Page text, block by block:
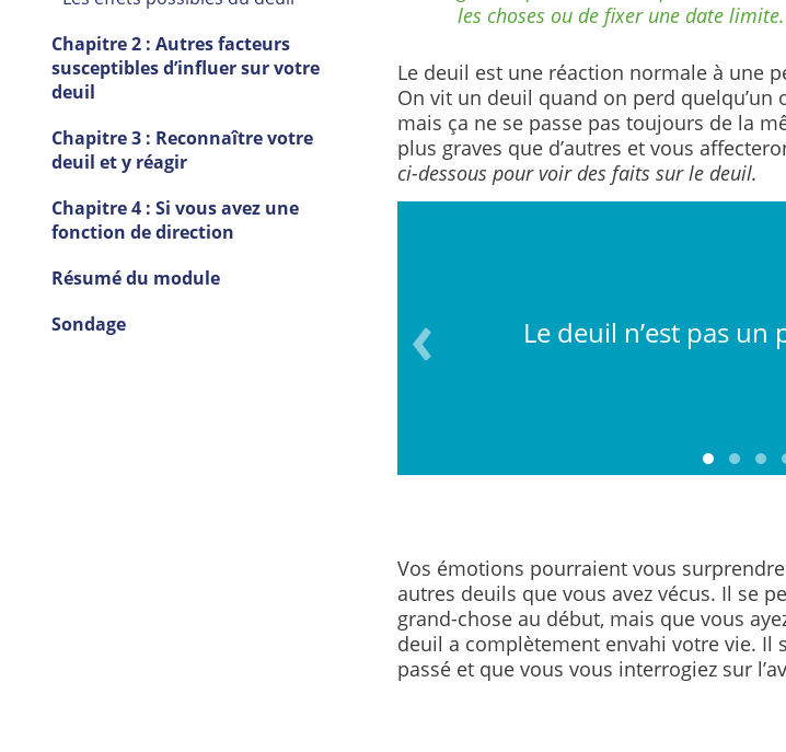
Chapitre 2 : Autres facteurs
susceptibles d’influer sur votre
deuil
Chapitre 3 : Reconnaître votre
deuil et y réagir
Chapitre 4 : Si vous avez une
fonction de direction
Résumé du module
Sondage
les choses ou de fixer une date limite.
Le deuil est une réaction normale à une
On vit un deuil quand on perd quelqu’un
mais ça ne se passe pas toujours de la
plus graves que d’autres et vous
ci-dessous pour voir des faits sur le deuil.
liées au deuil peuvent
Le deuil n’est pas un
Vos émotions pourraient vous
autres deuils que vous avez vécus. Il se
grand-chose au début, mais que vous
deuil a complètement envahi votre vie. Il
passé et que vous vous interrogiez sur